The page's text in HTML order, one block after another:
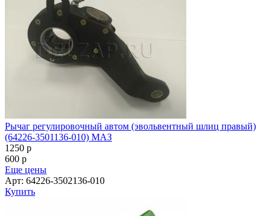
Рычаг регулировочный автом (эвольвентный шлиц правый)
(64226-3501136-010) МАЗ
1250 p
600 p
Еще цены
Арт: 64226-3502136-010
Купить